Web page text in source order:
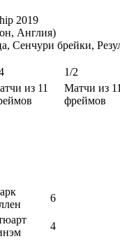
2019
Англия)
Сенчури брейки,
1/2
из 11
Матчи из 11
фреймов
6
4